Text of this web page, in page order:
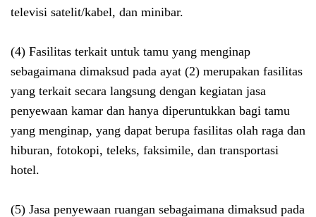
televisi satelit/kabel, dan minibar.
(4) Fasilitas terkait untuk tamu yang menginap
sebagaimana dimaksud pada ayat (2) merupakan fasilitas
yang terkait secara langsung dengan kegiatan jasa
penyewaan kamar dan hanya diperuntukkan bagi tamu
yang menginap, yang dapat berupa fasilitas olah raga dan
hiburan, fotokopi, teleks, faksimile, dan transportasi
hotel.
(5) Jasa penyewaan ruangan sebagaimana dimaksud pada